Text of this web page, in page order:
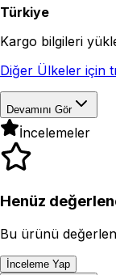
Türkiye
Kargo bilgileri
Diğer Ülkeler için
Devamını Gör
İncelemeler
Henüz
Bu ürünü
İnceleme Yap